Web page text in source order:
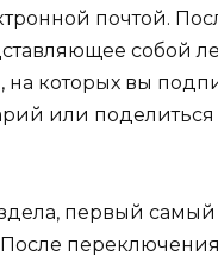
почтой.
собой
на которых вы
или
первый
переключения